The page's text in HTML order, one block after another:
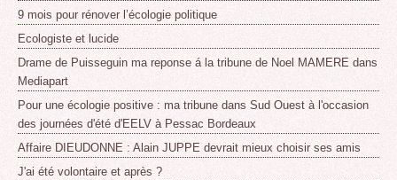
9 mois pour rénover l’écologie politique
Ecologiste et lucide
Drame de Puisseguin ma reponse á la tribune de Noel MAMERE dans
Mediapart
Pour une écologie positive : ma tribune dans Sud Ouest à l'occasion
des journées d'été d'EELV à Pessac Bordeaux
Affaire DIEUDONNE : Alain JUPPE devrait mieux choisir ses amis
J'ai été volontaire et après ?